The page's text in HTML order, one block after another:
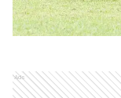
Ads